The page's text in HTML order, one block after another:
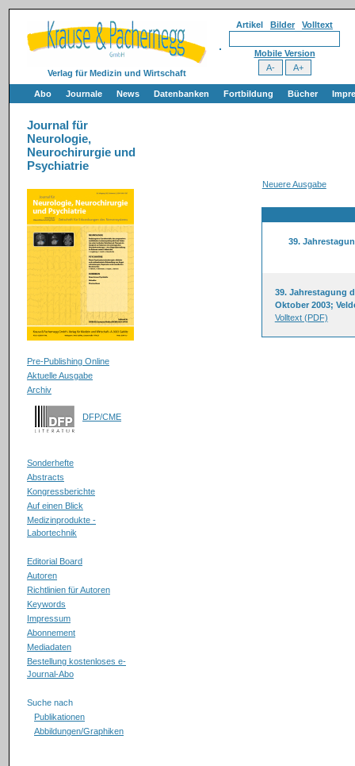
Verlag für Medizin und Wirtschaft
Artikel Bilder Volltext
Mobile Version
Abo Journale News Datenbanken Fortbildung Bücher
Journal für
Neurologie,
Neurochirurgie und
Psychiatrie
Pre-Publishing Online
Aktuelle Ausgabe
Archiv
DFP/CME
Sonderhefte
Abstracts
Kongressberichte
Auf einen Blick
Medizinprodukte -
Labortechnik
Editorial Board
Autoren
Richtlinien für Autoren
Keywords
Impressum
Abonnement
Mediadaten
Bestellung kostenloses e-
Journal-Abo
Suche nach
Publikationen
Abbildungen/Graphiken
Neuere Ausgabe
39.
39. Jahrestagung
Oktober 2003;
Volltext (PDF)